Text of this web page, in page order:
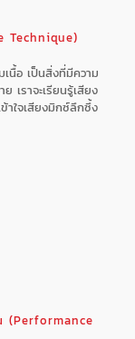
Technique)
นื้อ เป็นสิ่งที่มีความ
เราจะเรียนรู้เสียง
าใจเสียงมิกซ์ลึกซึ้ง
(Performance